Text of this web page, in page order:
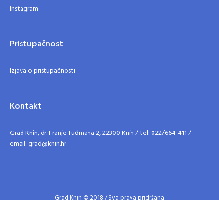
Instagram
Pristupačnost
Izjava o pristupačnosti
Kontakt
Grad Knin, dr. Franje Tuđmana 2, 22300 Knin / tel: 022/664-411 /
email: grad@knin.hr
Grad Knin © 2018 / Sva prava pridržana